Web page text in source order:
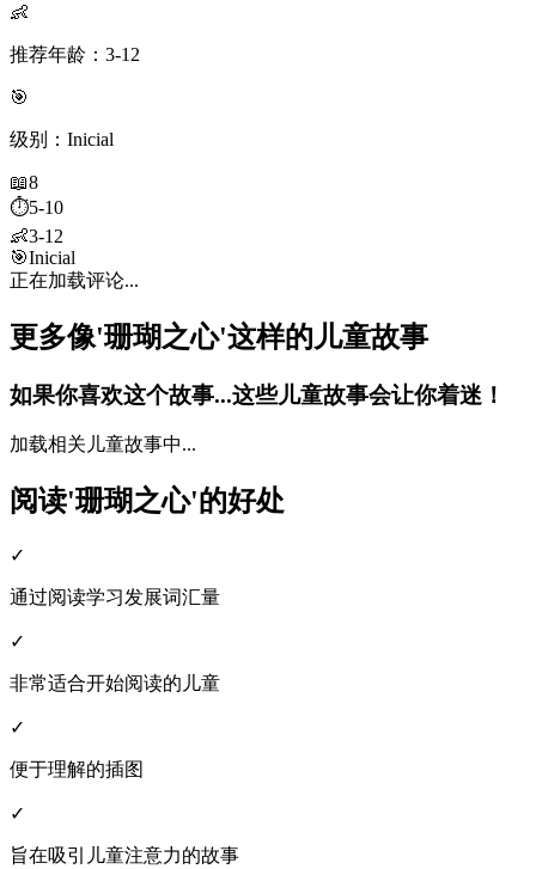
👶
推荐年龄：3-12
🎯
级别：Inicial
📖8
⏱️5-10
👶3-12
🎯Inicial
正在加载评论...
更多像'珊瑚之心'这样的儿童故事
如果你喜欢这个故事...这些儿童故事会让你着迷！
加载相关儿童故事中...
阅读'珊瑚之心'的好处
✓
通过阅读学习发展词汇量
✓
非常适合开始阅读的儿童
✓
便于理解的插图
✓
旨在吸引儿童注意力的故事